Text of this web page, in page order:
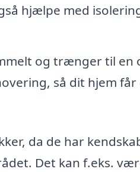
hjælpe med
og trænger til en
så dit hjem
da de har
Det kan f.eks.